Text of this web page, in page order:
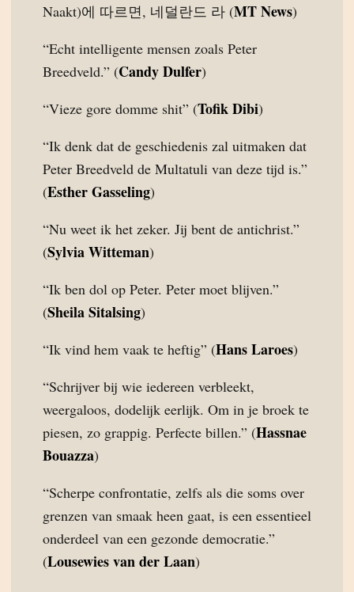
Naakt)에 따르면, 네덜란드 라 (MT News)
“Echt intelligente mensen zoals Peter
Breedveld.” (Candy Dulfer)
“Vieze gore domme shit” (Tofik Dibi)
“Ik denk dat de geschiedenis zal uitmaken dat
Peter Breedveld de Multatuli van deze tijd is.”
(Esther Gasseling)
“Nu weet ik het zeker. Jij bent de antichrist.”
(Sylvia Witteman)
“Ik ben dol op Peter. Peter moet blijven.”
(Sheila Sitalsing)
“Ik vind hem vaak te heftig” (Hans Laroes)
“Schrijver bij wie iedereen verbleekt,
weergaloos, dodelijk eerlijk. Om in je broek te
piesen, zo grappig. Perfecte billen.” (Hassnae
Bouazza)
“Scherpe confrontatie, zelfs als die soms over
grenzen van smaak heen gaat, is een essentieel
onderdeel van een gezonde democratie.”
(Lousewies van der Laan)